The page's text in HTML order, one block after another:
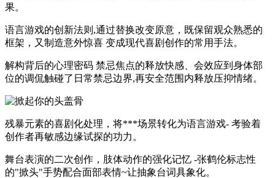
果。
语言游戏的创新法则,通过替换改变原意，既保留观众熟悉的
框架，又制造意外惊喜 变成现代喜剧创作的常用手法。
解构背后的心理密码 禁忌焦点的释放快感、会效应到身体部
位的调侃触碰了日常禁忌边界,再安全范围内释放压抑情绪。
残暴元素的喜剧化处理，将***场景转化为语言游戏- 考验着
创作者再敏感边缘试探的功力。
舞台表演的二次创作，肢体动作的强化记忆 -张鹤伦标志性
的"掀头"手势配合面部表情~让抽象台词具象化。